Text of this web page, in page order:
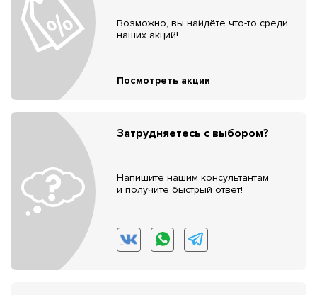
Возможно, вы найдёте что-то среди
наших акций!
Посмотреть акции
Затрудняетесь с выбором?
Напишите нашим консультантам
и получите быстрый ответ!